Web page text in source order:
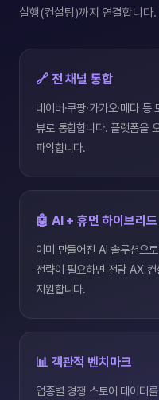
실행(컨설팅)까지 연결합니다.
🔗 전 채널 통합
네이버·쿠팡·카카오·메타
뷰로 통합합니다. 플랫폼을
파악합니다.
🤖 AI + 휴먼 하이브리드
이미 만들어진 AI 솔루션으
전략이 필요하면 전담 AX
지원합니다.
📊 객관적 벤치마크
업종별 경쟁 스토어 데이터